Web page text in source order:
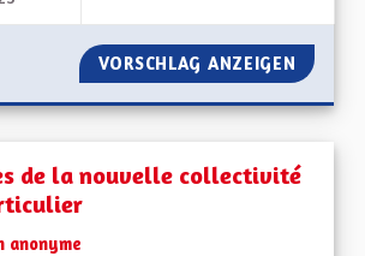
VORSCHLAG ANZEIGEN
de la nouvelle collectivité
anonyme